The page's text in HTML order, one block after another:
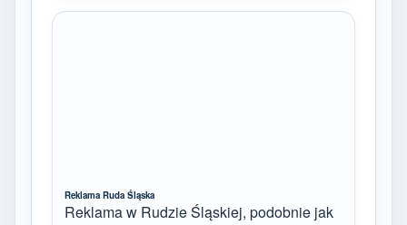
Reklama Ruda Śląska
Reklama w Rudzie Śląskiej, podobnie jak